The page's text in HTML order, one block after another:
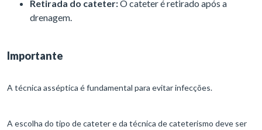
Retirada do cateter:O cateter é retirado após a
drenagem.
Importante
A técnica asséptica é fundamental para evitar infecções.
A escolha do tipo de cateter e da técnica de cateterismo deve ser